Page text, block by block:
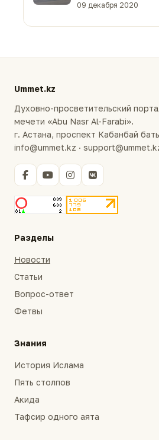
09 декабря 2020
Ummet.kz
Духовно-просветительский
мечети «Abu Nasr Al-Farabi».
г. Астана, проспект Кабанбай
info@ummet.kz ·
Разделы
Новости
Статьи
Вопрос-ответ
Фетвы
Знания
История Ислама
Пять столпов
Акида
Тафсир одного аята